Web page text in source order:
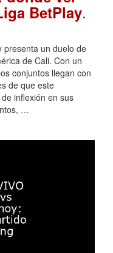
BetPlay.
presenta un duelo de
de Cali. Con un
conjuntos llegan con
de que este
inflexión en sus
…